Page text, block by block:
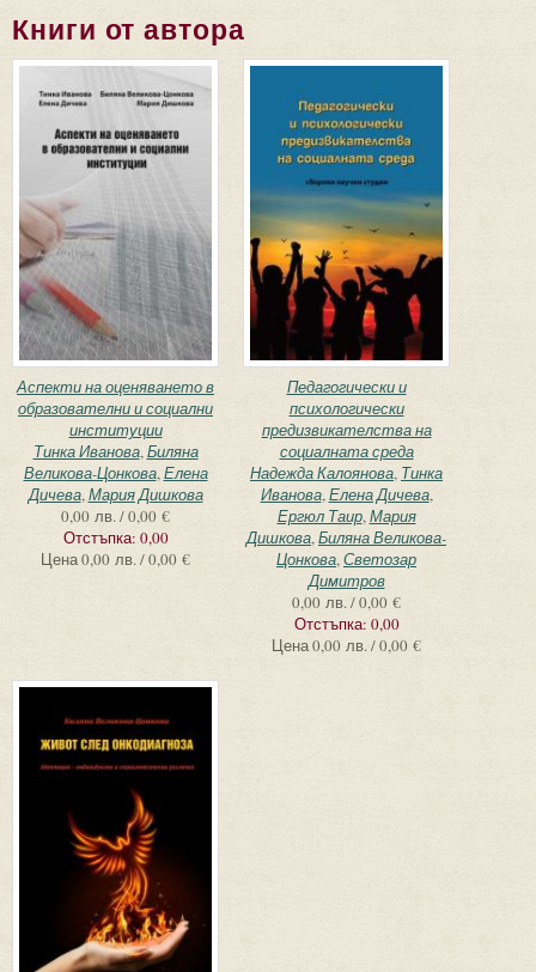
Книги от автора
Аспекти на оценяването в
образователни и социални
институции
Тинка Иванова,Биляна
Великова-Цонкова,Елена
Дичева,Мария Дишкова
0,00 лв. / 0,00 €
Отстъпка: 0,00
Цена0,00 лв. / 0,00 €
Педагогически и
психологически
предизвикателства на
социалната среда
Надежда Калоянова, Тинка
Иванова,Елена Дичева,
Ергюл Таир,Мария
Дишкова,Биляна Великова-
Цонкова,Светозар
Димитров
0,00 лв. / 0,00 €
Отстъпка: 0,00
Цена0,00 лв. / 0,00 €